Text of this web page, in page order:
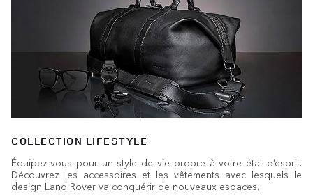
COLLECTION LIFESTYLE
Équipez-vous pour un style de vie propre à votre état d’esprit.
Découvrez les accessoires et les vêtements avec lesquels le
design Land Rover va conquérir de nouveaux espaces.